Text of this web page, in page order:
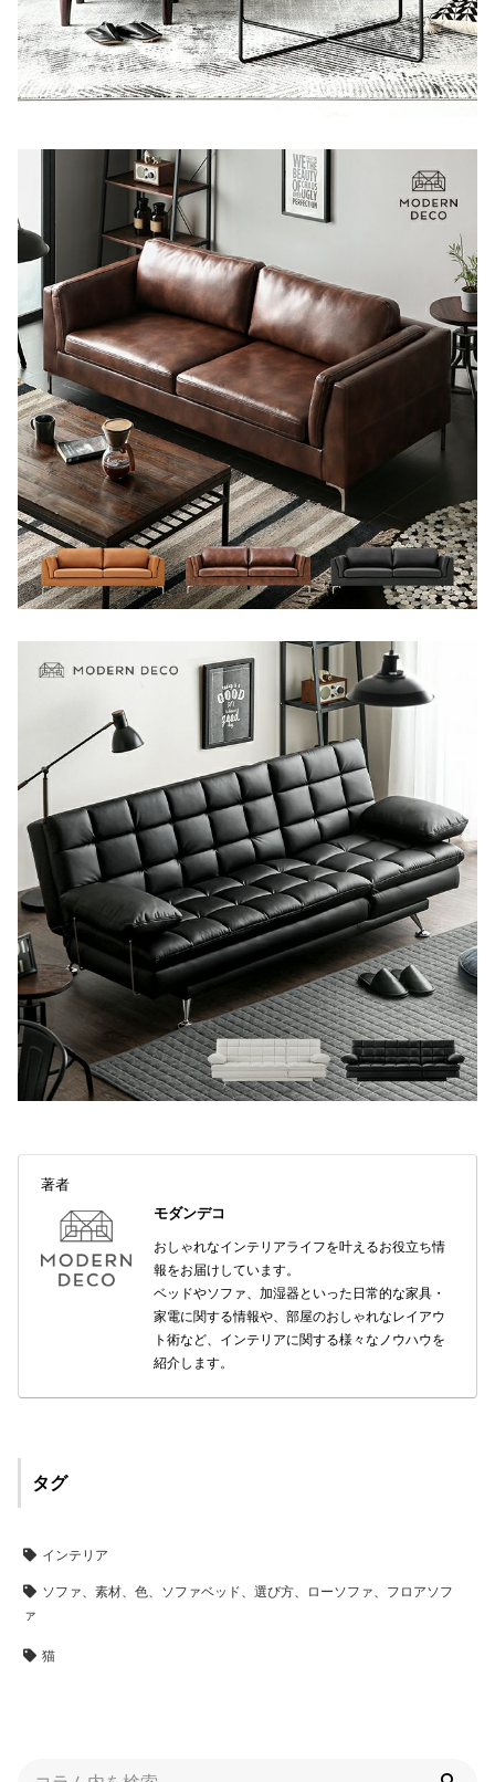
著者
モダンデコ
おしゃれなインテリアライフを叶えるお役立ち情
報をお届けしています。
ベッドやソファ、加湿器といった日常的な家具・
家電に関する情報や、部屋のおしゃれなレイアウ
ト術など、インテリアに関する様々なノウハウを
紹介します。
タグ
インテリア
ソファ、素材、色、ソファベッド、選び方、ローソファ、フロアソフ
ァ
猫